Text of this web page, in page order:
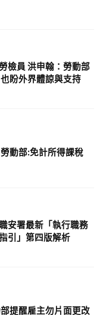
檢員 洪申翰：勞動部
盼外界體諒與支持
動部:免計所得課稅
安署最新「執行職務
引」第四版解析
提醒雇主勿片面更改